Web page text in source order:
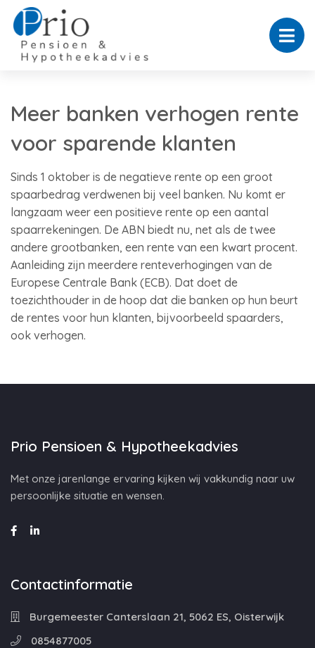
Meer banken verhogen rente
voor sparende klanten
Sinds 1 oktober is de negatieve rente op een groot
spaarbedrag verdwenen bij veel banken. Nu komt er
langzaam weer een positieve rente op een aantal
spaarrekeningen. De ABN biedt nu, net als de twee
andere grootbanken, een rente van een kwart procent.
Aanleiding zijn meerdere renteverhogingen van de
Europese Centrale Bank (ECB). Dat doet de
toezichthouder in de hoop dat die banken op hun beurt
de rentes voor hun klanten, bijvoorbeeld spaarders,
ook verhogen.
Prio Pensioen & Hypotheekadvies
Met onze jarenlange ervaring kijken wij vakkundig naar uw
persoonlijke situatie en wensen.
Contactinformatie
Burgemeester Canterslaan 21, 5062 ES, Oisterwijk
0854877005